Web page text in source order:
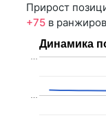
Прирост
+75 в
Динамика
…
…